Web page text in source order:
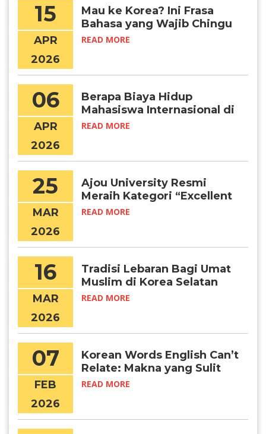
15
APR
2026
Mau ke Korea? Ini Frasa
Bahasa yang Wajib Chingu
Ketahui!
READ MORE
06
APR
2026
Berapa Biaya Hidup
Mahasiswa Internasional di
Seoul per Bulan?
READ MORE
25
MAR
2026
Ajou University Resmi
Meraih Kategori “Excellent
Certified University” (IEQAS)
READ MORE
16
MAR
2026
Tradisi Lebaran Bagi Umat
Muslim di Korea Selatan
READ MORE
07
FEB
2026
Korean Words English Can’t
Relate: Makna yang Sulit
Diterjemahkan
READ MORE